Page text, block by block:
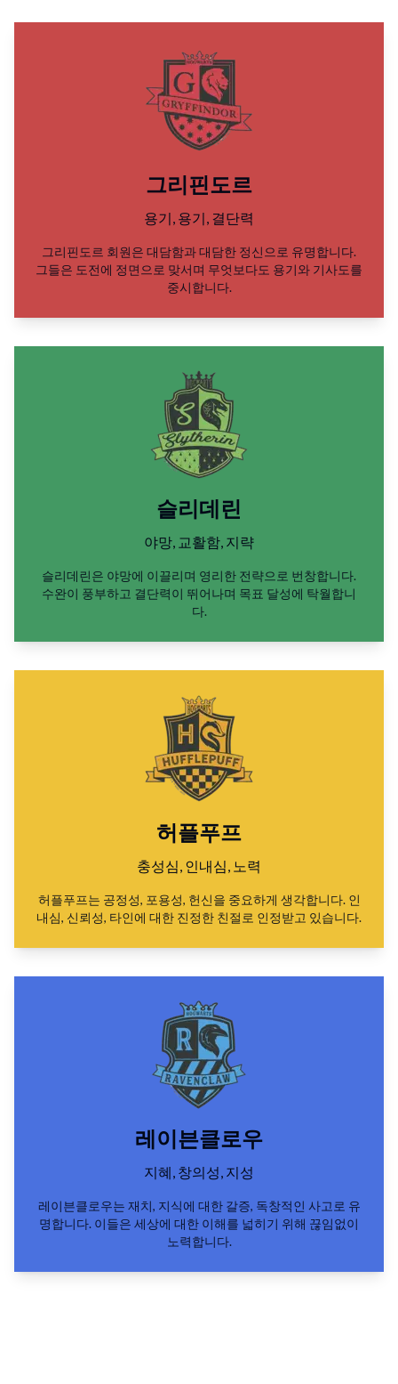
그리핀도르
용기, 용기, 결단력
그리핀도르 회원은 대담함과 대담한 정신으로 유명합니다.
그들은 도전에 정면으로 맞서며 무엇보다도 용기와 기사도를
중시합니다.
슬리데린
야망, 교활함, 지략
슬리데린은 야망에 이끌리며 영리한 전략으로 번창합니다.
수완이 풍부하고 결단력이 뛰어나며 목표 달성에 탁월합니
다.
허플푸프
충성심, 인내심, 노력
허플푸프는 공정성, 포용성, 헌신을 중요하게 생각합니다. 인
내심, 신뢰성, 타인에 대한 진정한 친절로 인정받고 있습니다.
레이븐클로우
지혜, 창의성, 지성
레이븐클로우는 재치, 지식에 대한 갈증, 독창적인 사고로 유
명합니다. 이들은 세상에 대한 이해를 넓히기 위해 끊임없이
노력합니다.